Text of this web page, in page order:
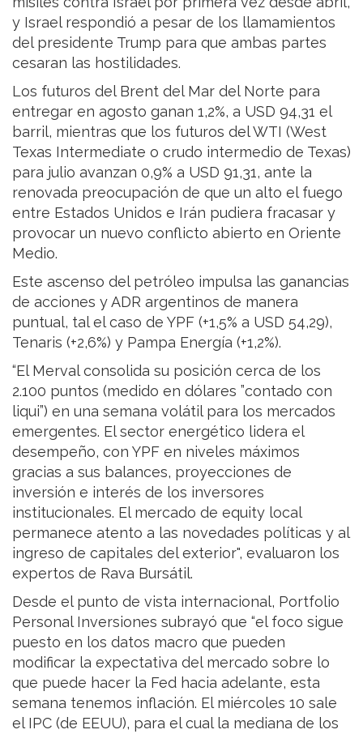
y Israel respondió a pesar de los llamamientos
del presidente Trump para que ambas partes
cesaran las hostilidades.
Los futuros del Brent del Mar del Norte para
entregar en agosto ganan 1,2%, a USD 94,31 el
barril, mientras que los futuros del WTI (West
Texas Intermediate o crudo intermedio de Texas)
para julio avanzan 0,9% a USD 91,31, ante la
renovada preocupación de que un alto el fuego
entre Estados Unidos e Irán pudiera fracasar y
provocar un nuevo conflicto abierto en Oriente
Medio.
Este ascenso del petróleo impulsa las ganancias
de acciones y ADR argentinos de manera
puntual, tal el caso de YPF (+1,5% a USD 54,29),
Tenaris (+2,6%) y Pampa Energía (+1,2%).
“El Merval consolida su posición cerca de los
2.100 puntos (medido en dólares ”contado con
liqui”) en una semana volátil para los mercados
emergentes. El sector energético lidera el
desempeño, con YPF en niveles máximos
gracias a sus balances, proyecciones de
inversión e interés de los inversores
institucionales. El mercado de equity local
permanece atento a las novedades políticas y al
ingreso de capitales del exterior", evaluaron los
expertos de Rava Bursátil.
Desde el punto de vista internacional, Portfolio
Personal Inversiones subrayó que “el foco sigue
puesto en los datos macro que pueden
modificar la expectativa del mercado sobre lo
que puede hacer la Fed hacia adelante, esta
semana tenemos inflación. El miércoles 10 sale
el IPC (de EEUU), para el cual la mediana de los